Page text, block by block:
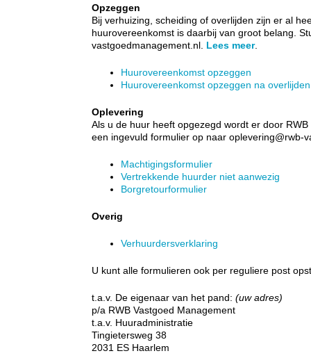
Opzeggen
Bij verhuizing, scheiding of overlijden zijn er al
huurovereenkomst is daarbij van groot belang.
vastgoedmanagement.nl. Lees meer.
Huurovereenkomst opzeggen
Huurovereenkomst opzeggen na overlijden
Oplevering
Als u de huur heeft opgezegd wordt er door
een ingevuld formulier op naar oplevering@rwb-
Machtigingsformulier
Vertrekkende huurder niet aanwezig
Borgretourformulier
Overig
Verhuurdersverklaring
U kunt alle formulieren ook per reguliere post
t.a.v. De eigenaar van het pand: (uw adres)
p/a RWB Vastgoed Management
t.a.v. Huuradministratie
Tingietersweg 38
2031 ES Haarlem